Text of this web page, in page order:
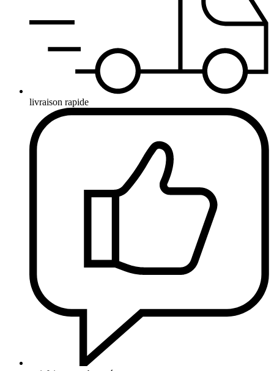
livraison rapide